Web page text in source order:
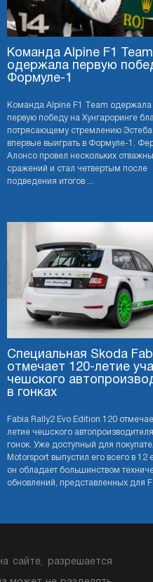
Команда Alpine F1 Team
одержала первую
Формуле-1
Команда Alpine F1 Team
первую победу на Хунгароринге
потрясающему стремлению
впервые выиграть в Формуле-1.
Алонсо провел нескольких
сражений и стал четвертым после
подведения итогов ...
Специальная Skoda
отмечает 120-летие
чешского
в гонках
Fabia Rally2 Evo Edition 120
летие чешского
гонок. Уже доступный для
Motorsport выпустил его всего в 12
он обладает большинством
обновлений, представленных для
сайте, разрешается